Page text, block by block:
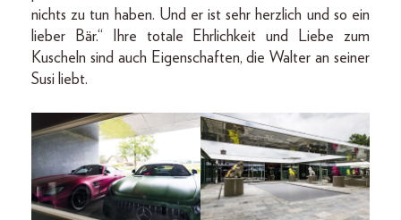
nichts zu tun haben. Und er ist sehr herzlich und so ein
lieber Bär.“ Ihre totale Ehrlichkeit und Liebe zum
Kuscheln sind auch Eigenschaften, die Walter an seiner
Susi liebt.